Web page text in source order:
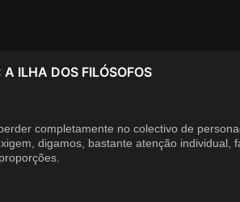
ILHA DOS FILÓSOFOS
completamente no colectivo de
digamos, bastante atenção individual,